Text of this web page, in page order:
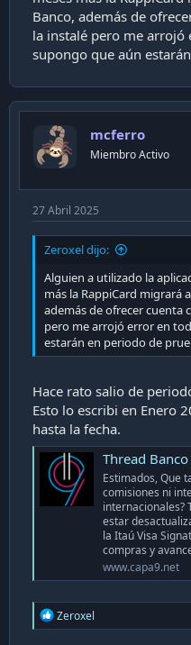
Banco, además de
la instalé pero me
supongo que aún
mcferro
Miembro Activo
27 Abril 2025
Zeroxel dijo:
Alguien a utilizado la
más la RappiCard migrará
además de ofrecer cuenta
pero me arrojó error en
estarán en periodo de
Hace rato salio de
Esto lo escribi en Enero
hasta la fecha.
Thread
Estimados, Que
comisiones ni
internacionales?
estar
la Itaú Visa
compras y
www.capa9.net
R
e
Zeroxel